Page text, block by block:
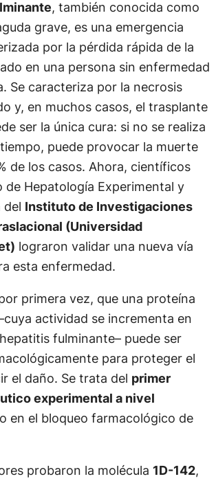
, también conocida como
grave, es una emergencia
por la pérdida rápida de la
en una persona sin enfermedad
Se caracteriza por la necrosis
y, en muchos casos, el trasplante
ser la única cura: si no se realiza
puede provocar la muerte
de los casos. Ahora, científicos
de Hepatología Experimental y
del Instituto de Investigaciones
(Universidad
lograron validar una nueva vía
esta enfermedad.
primera vez, que una proteína
actividad se incrementa en
fulminante– puede ser
para proteger el
el daño. Se trata del primer
experimental a nivel
en el bloqueo farmacológico de
probaron la molécula 1D-142,